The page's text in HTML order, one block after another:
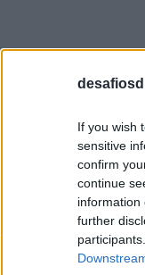
If you wish
sensitive
confirm
continue
information
further